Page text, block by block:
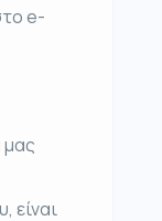
e-
μας
είναι